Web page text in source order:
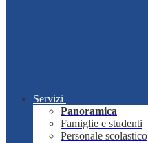
Servizi
Panoramica
Famiglie e studenti
Personale scolastico